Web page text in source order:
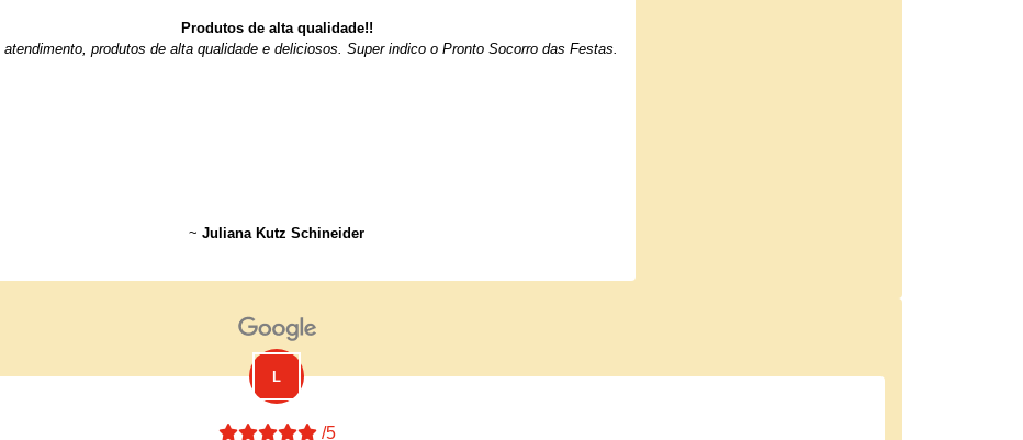
Produtos de alta qualidade!!
produtos de alta qualidade e deliciosos. Super indico o Pronto Socorro das Festas.
~ Juliana Kutz Schineider
/5